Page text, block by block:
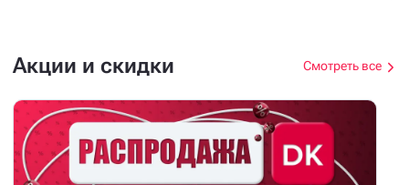
Акции и скидки Смотреть все